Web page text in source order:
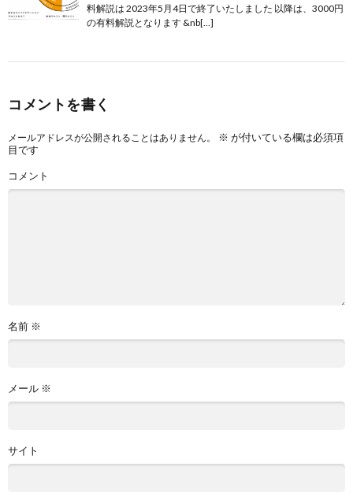
料解説は 2023年5月4日で終了いたしました 以降は、3000円
の有料解説となります &nb[…]
コメントを書く
メールアドレスが公開されることはありません。 ※ が付いている欄は必須項
目です
コメント
名前 ※
メール ※
サイト